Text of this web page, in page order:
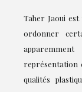
Taher Jaoui
ordonner
représentation
qualités